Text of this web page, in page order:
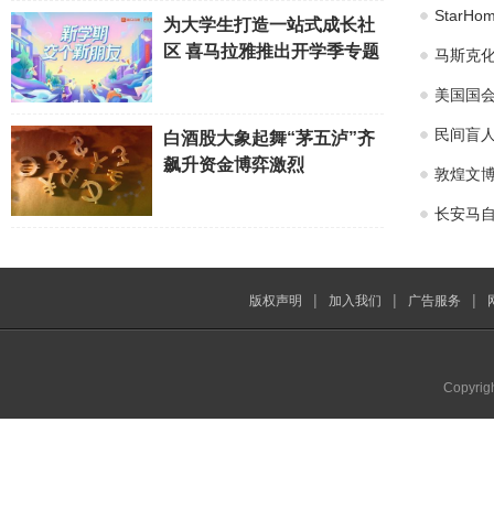
为大学生打造一站式成长社
区 喜马拉雅推出开学季专题
白酒股大象起舞“茅五泸”齐
飙升资金博弈激烈
马斯克
美国国
民间盲
敦煌文
长安马
版权声明 | 加入我们 | 广告服务 |